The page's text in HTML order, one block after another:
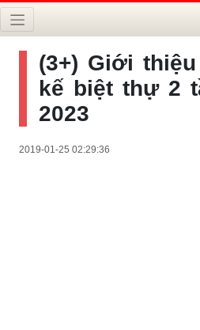
(3+) Giới
kế biệt thự 2
2023
2019-01-25 02:29:36